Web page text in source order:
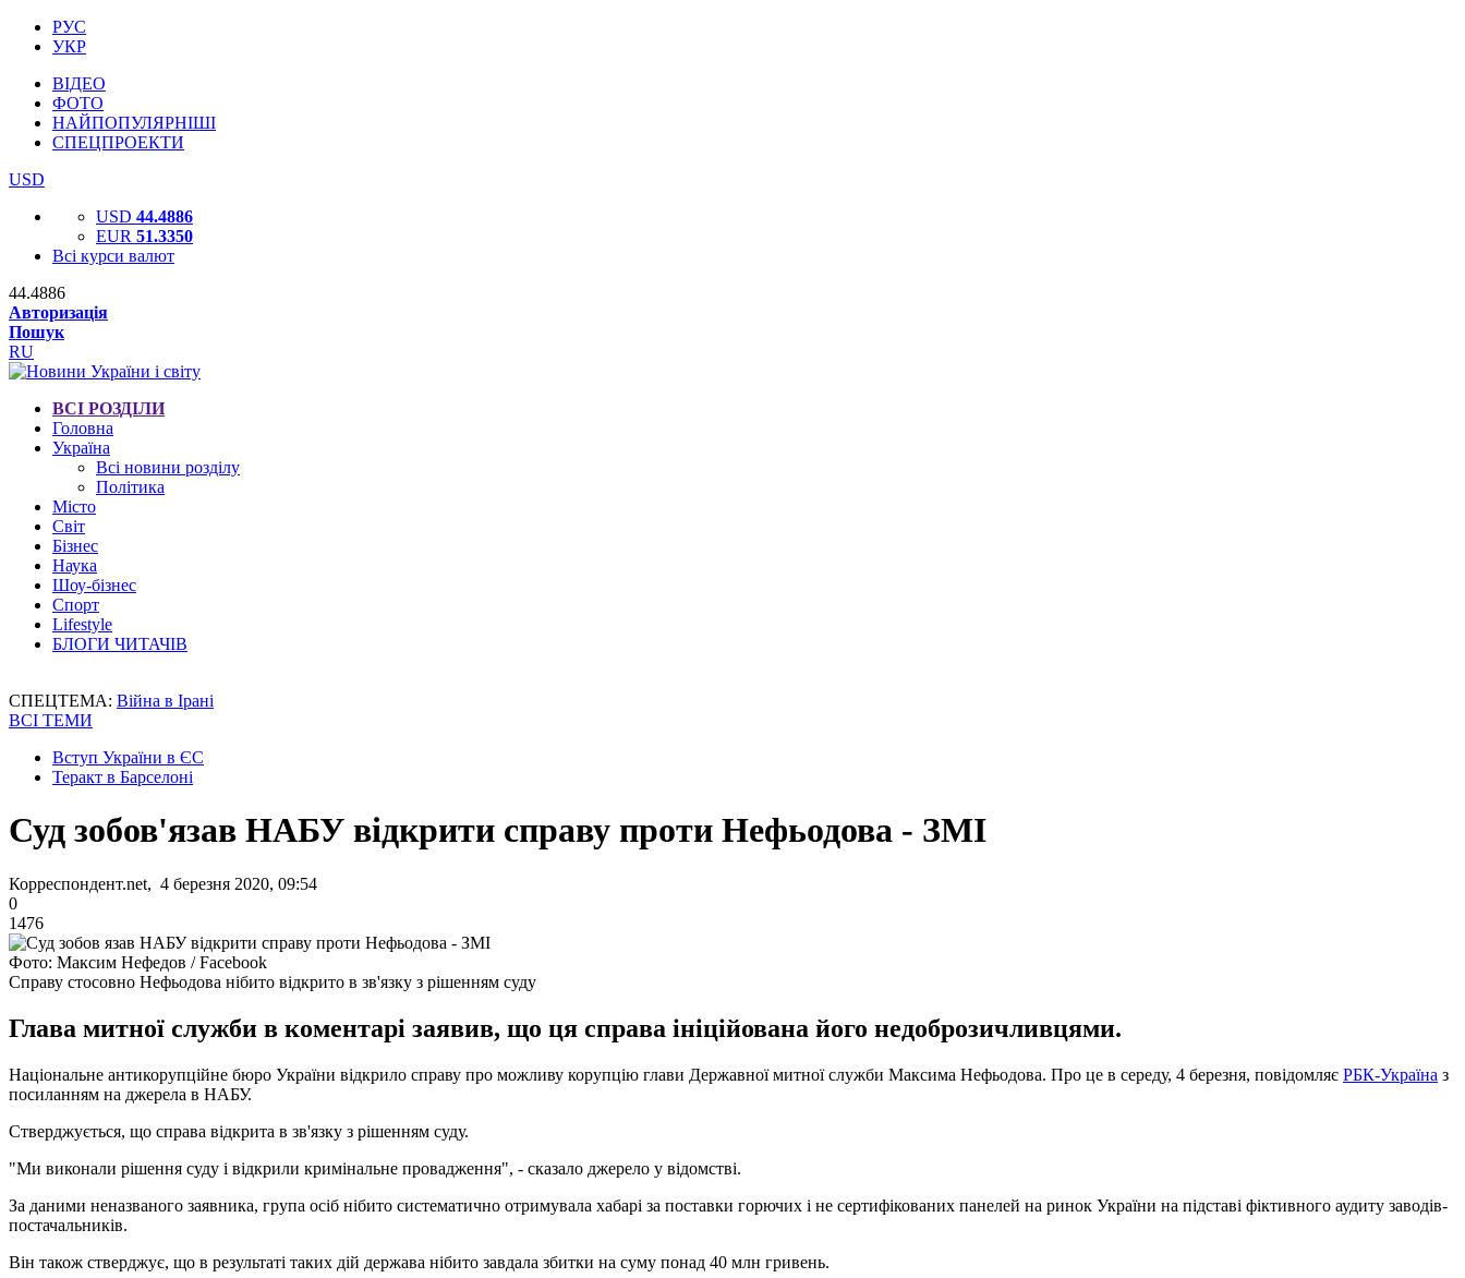
РУС
УКР
ВІДЕО
ФОТО
НАЙПОПУЛЯРНІШІ
СПЕЦПРОЕКТИ
USD
USD 44.4886
EUR 51.3350
Всі курси валют
44.4886
Авторизація
Пошук
RU
ВСІ РОЗДІЛИ
Головна
Україна
Всі новини розділу
Політика
Місто
Світ
Бізнес
Наука
Шоу-бізнес
Спорт
Lifestyle
БЛОГИ ЧИТАЧІВ
СПЕЦТЕМА: Війна в Ірані
ВСІ ТЕМИ
Вступ України в ЄС
Теракт в Барселоні
Суд зобов'язав НАБУ відкрити справу проти Нефьодова - ЗМІ
Корреспондент.net, 4 березня 2020, 09:54
0
1476
Фото: Максим Нефедов / Facebook
Справу стосовно Нефьодова нібито відкрито в зв'язку з рішенням суду
Глава митної служби в коментарі заявив, що ця справа ініційована його недоброзичливцями.
Національне антикорупційне бюро України відкрило справу про можливу корупцію глави Державної митної служби Максима Нефьодова. Про це в середу, 4 березня, повідомляє РБК-Україна з
посиланням на джерела в НАБУ.
Стверджується, що справа відкрита в зв'язку з рішенням суду.
"Ми виконали рішення суду і відкрили кримінальне провадження", - сказало джерело у відомстві.
За даними неназваного заявника, група осіб нібито систематично отримувала хабарі за поставки горючих і не сертифікованих панелей на ринок України на підставі фіктивного аудиту заводів-
постачальників.
Він також стверджує, що в результаті таких дій держава нібито завдала збитки на суму понад 40 млн гривень.